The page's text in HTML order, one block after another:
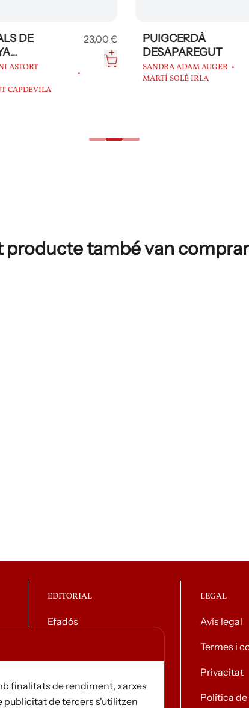
DE
23,00 €
PUIGCERDÀ
DESAPAREGUT
SANDRA ADAM AUGER
MARTÍ SOLÉ IRLA
producte també van
EDITORIAL
Efadós
Notícies
LEGAL
Avís legal
Termes i
Privacitat
Política de
finalitats de rendiment, xarxes
publicitat de tercers s'utilitzen